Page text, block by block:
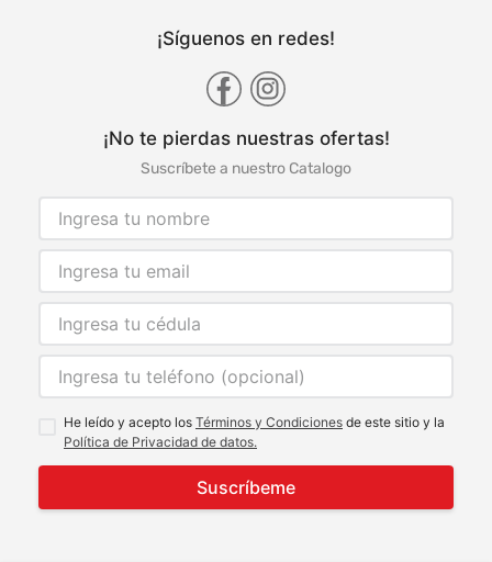
¡Síguenos en redes!
¡No te pierdas nuestras ofertas!
Suscríbete a nuestro Catalogo
He leído y acepto los Términos y Condiciones de este sitio y la
Política de Privacidad de datos.
Suscríbeme